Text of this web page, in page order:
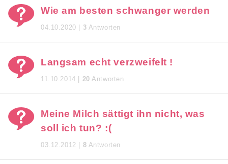
Wie am besten schwanger werden
04.10.2020 | 3 Antworten
Langsam echt verzweifelt !
11.10.2014 | 20 Antworten
Meine Milch sättigt ihn nicht, was
soll ich tun? :(
03.12.2012 | 8 Antworten